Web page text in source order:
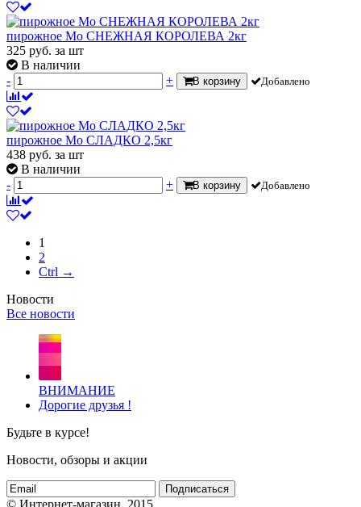
пирожное Мо СНЕЖНАЯ КОРОЛЕВА 2кг
325 руб. за шт
В наличии
-
+ В корзину Добавлено
пирожное Мо СЛАДКО 2,5кг
438 руб. за шт
В наличии
-
+ В корзину Добавлено
1
2
Ctrl →
Новости
Все новости
ВНИМАНИЕ
Дорогие друзья !
Будьте в курсе!
Новости, обзоры и акции
Подписаться